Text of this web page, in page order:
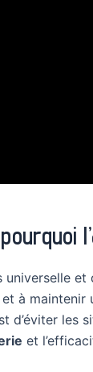
universelle
à
d’éviter
et